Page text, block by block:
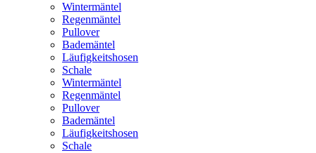
Wintermäntel
Regenmäntel
Pullover
Bademäntel
Läufigkeitshosen
Schale
Wintermäntel
Regenmäntel
Pullover
Bademäntel
Läufigkeitshosen
Schale